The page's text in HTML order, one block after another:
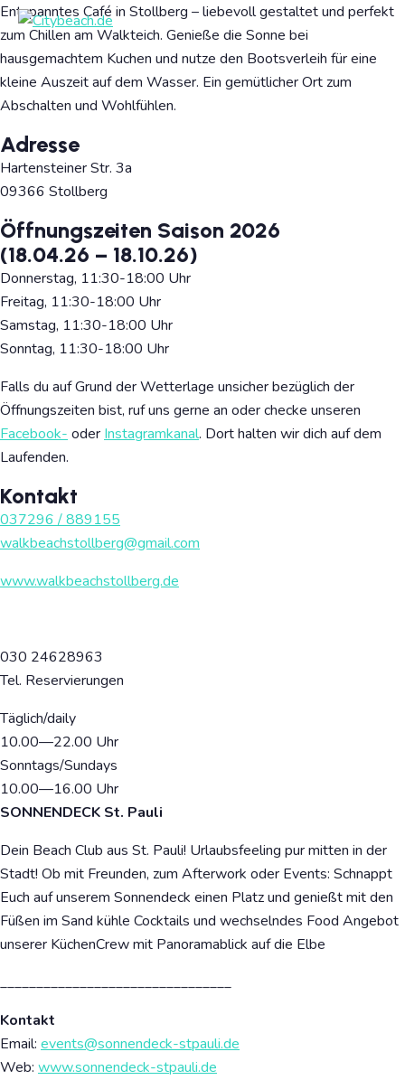
Entspanntes Café in Stollberg – liebevoll gestaltet und perfekt
zum Chillen am Walkteich. Genieße die Sonne bei
hausgemachtem Kuchen und nutze den Bootsverleih für eine
kleine Auszeit auf dem Wasser. Ein gemütlicher Ort zum
Abschalten und Wohlfühlen.
Adresse
Hartensteiner Str. 3a
09366 Stollberg
Öffnungszeiten Saison 2026
(18.04.26 – 18.10.26)
Donnerstag, 11:30-18:00 Uhr
Freitag, 11:30-18:00 Uhr
Samstag, 11:30-18:00 Uhr
Sonntag, 11:30-18:00 Uhr
Falls du auf Grund der Wetterlage unsicher bezüglich der
Öffnungszeiten bist, ruf uns gerne an oder checke unseren
Facebook- oder Instagramkanal. Dort halten wir dich auf dem
Laufenden.
Kontakt
037296 / 889155
walkbeachstollberg@gmail.com
www.walkbeachstollberg.de
030 24628963
Tel. Reservierungen
Täglich/daily
10.00—22.00 Uhr
Sonntags/Sundays
10.00—16.00 Uhr
SONNENDECK St. Pauli
Dein Beach Club aus St. Pauli! Urlaubsfeeling pur mitten in der
Stadt! Ob mit Freunden, zum Afterwork oder Events: Schnappt
Euch auf unserem Sonnendeck einen Platz und genießt mit den
Füßen im Sand kühle Cocktails und wechselndes Food Angebot
unserer KüchenCrew mit Panoramablick auf die Elbe
________________________________
Kontakt
Email: events@sonnendeck-stpauli.de
Web: www.sonnendeck-stpauli.de